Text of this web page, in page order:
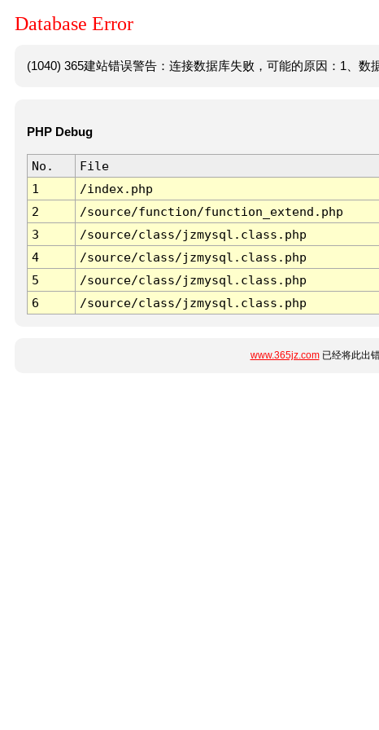
Database Error
(1040) 365建站错误警告：连接数据库失败，可能的原因：1、数
PHP Debug
No. File
1
/index.php
2
/source/function/function_extend.php
3
/source/class/jzmysql.class.php
4
/source/class/jzmysql.class.php
5
/source/class/jzmysql.class.php
6
/source/class/jzmysql.class.php
www.365jz.com已经将此出